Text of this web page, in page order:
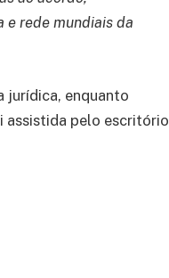
e rede mundiais da
jurídica, enquanto
assistida pelo escritório